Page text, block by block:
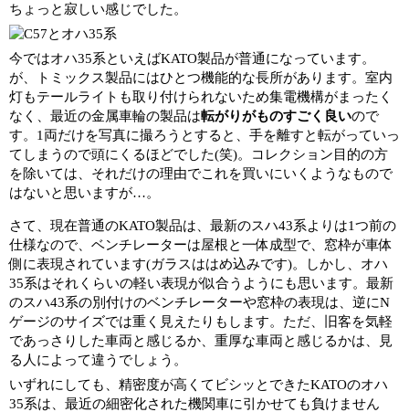
ちょっと寂しい感じでした。
今ではオハ35系といえばKATO製品が普通になっています。
が、トミックス製品にはひとつ機能的な長所があります。室内
灯もテールライトも取り付けられないため集電機構がまったく
なく、最近の金属車輪の製品は転がりがものすごく良いので
す。1両だけを写真に撮ろうとすると、手を離すと転がっていっ
てしまうので頭にくるほどでした(笑)。コレクション目的の方
を除いては、それだけの理由でこれを買いにいくようなもので
はないと思いますが…。
さて、現在普通のKATO製品は、最新のスハ43系よりは1つ前の
仕様なので、ベンチレーターは屋根と一体成型で、窓枠が車体
側に表現されています(ガラスははめ込みです)。しかし、オハ
35系はそれくらいの軽い表現が似合うようにも思います。最新
のスハ43系の別付けのベンチレーターや窓枠の表現は、逆にN
ゲージのサイズでは重く見えたりもします。ただ、旧客を気軽
であっさりした車両と感じるか、重厚な車両と感じるかは、見
る人によって違うでしょう。
いずれにしても、精密度が高くてビシッとできたKATOのオハ
35系は、最近の細密化された機関車に引かせても負けません